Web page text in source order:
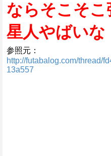
ならそこそこ
星人やばいな
参照元：
http://futabalog.com/thread/
13a557